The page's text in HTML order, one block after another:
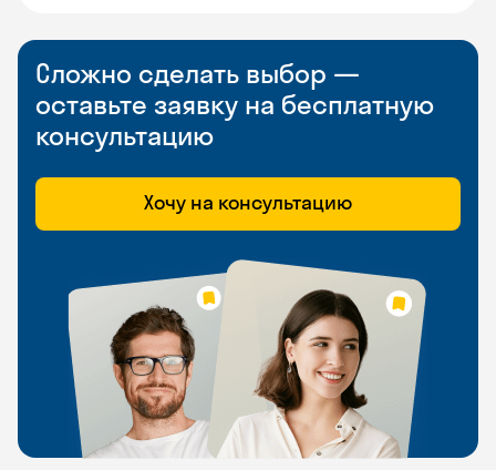
Сложно сделать выбор —
оставьте заявку на бесплатную
консультацию
Хочу на консультацию